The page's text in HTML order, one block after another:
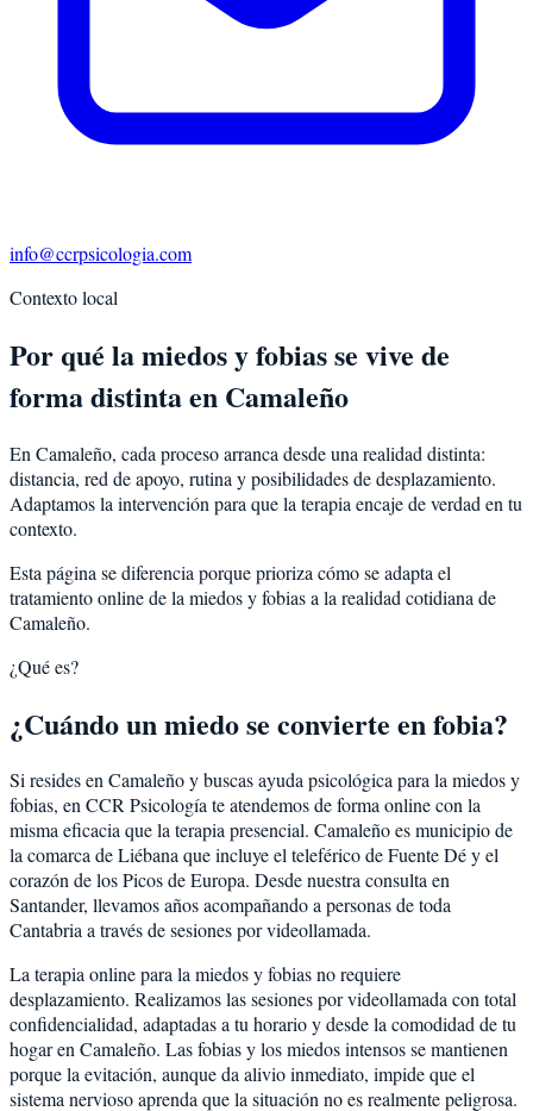
info@ccrpsicologia.com
Contexto local
Por qué la miedos y fobias se vive de
forma distinta en Camaleño
En Camaleño, cada proceso arranca desde una realidad distinta:
distancia, red de apoyo, rutina y posibilidades de desplazamiento.
Adaptamos la intervención para que la terapia encaje de verdad en tu
contexto.
Esta página se diferencia porque prioriza cómo se adapta el
tratamiento online de la miedos y fobias a la realidad cotidiana de
Camaleño.
¿Qué es?
¿Cuándo un miedo se convierte en fobia?
Si resides en Camaleño y buscas ayuda psicológica para la miedos y
fobias, en CCR Psicología te atendemos de forma online con la
misma eficacia que la terapia presencial. Camaleño es municipio de
la comarca de Liébana que incluye el teleférico de Fuente Dé y el
corazón de los Picos de Europa. Desde nuestra consulta en
Santander, llevamos años acompañando a personas de toda
Cantabria a través de sesiones por videollamada.
La terapia online para la miedos y fobias no requiere
desplazamiento. Realizamos las sesiones por videollamada con total
confidencialidad, adaptadas a tu horario y desde la comodidad de tu
hogar en Camaleño. Las fobias y los miedos intensos se mantienen
porque la evitación, aunque da alivio inmediato, impide que el
sistema nervioso aprenda que la situación no es realmente peligrosa.